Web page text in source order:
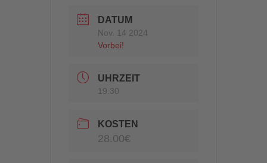
DATUM
Nov. 14 2024
Vorbei!
UHRZEIT
19:30
KOSTEN
28.00€